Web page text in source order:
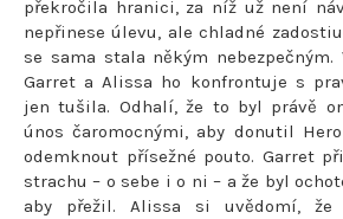
překročila hranici, za níž už není
nepřinese úlevu, ale chladné
se sama stala někým
Garret a Alissa ho konfrontuje s
jen tušila. Odhalí, že to byl právě
únos čaromocnými, aby donutil
odemknout přísežné pouto. Garret
strachu – o sebe i o ni – a že byl
aby přežil. Alissa si uvědomí,